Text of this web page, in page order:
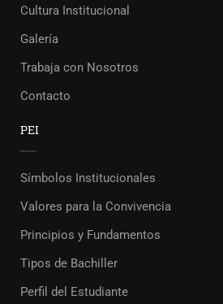
Cultura Institucional
Galería
Trabaja con Nosotros
Contacto
PEI
Símbolos Institucionales
Valores para la Convivencia
Principios y Fundamentos
Tipos de Bachiller
Perfil del Estudiante